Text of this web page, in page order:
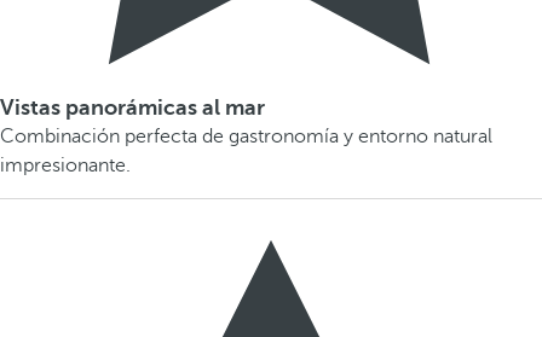
Vistas panorámicas al mar
Combinación perfecta de gastronomía y entorno natural
impresionante.